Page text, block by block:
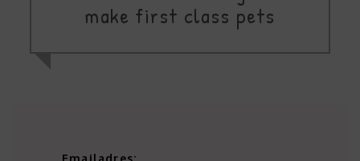
make first class pets
Emailadres: